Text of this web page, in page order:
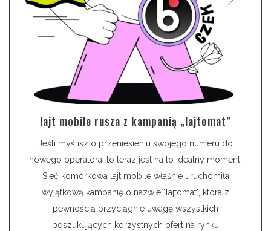
lajt mobile rusza z kampanią „lajtomat”
Jeśli myślisz o przeniesieniu swojego numeru do
nowego operatora, to teraz jest na to idealny moment!
Sieć komórkowa lajt mobile właśnie uruchomiła
wyjątkową kampanię o nazwie "lajtomat", która z
pewnością przyciągnie uwagę wszystkich
poszukujących korzystnych ofert na rynku